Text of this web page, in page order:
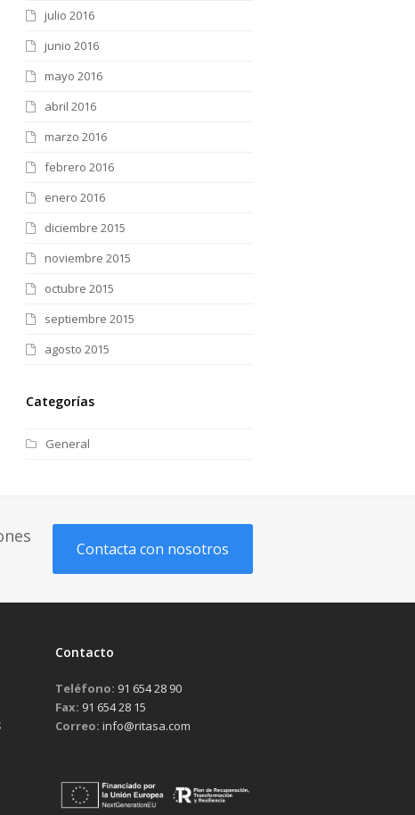
julio 2016
junio 2016
mayo 2016
abril 2016
marzo 2016
febrero 2016
enero 2016
diciembre 2015
noviembre 2015
octubre 2015
septiembre 2015
agosto 2015
Categorías
General
Contacta con nosotros
Contacto
Teléfono: 91 654 28 90
Fax: 91 654 28 15
Correo: info@ritasa.com